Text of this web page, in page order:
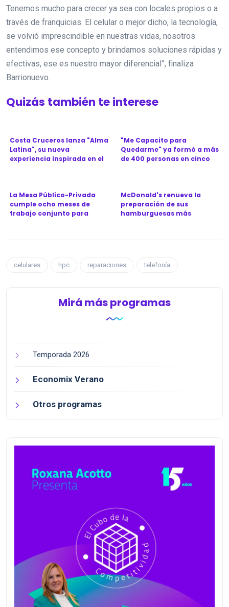
Tenemos mucho para crecer ya sea con locales propios o a
través de franquicias. El celular o mejor dicho, la tecnología,
se volvió imprescindible en nuestras vidas, nosotros
entendimos ese concepto y brindamos soluciones rápidas y
efectivas, ese es nuestro mayor diferencial”, finaliza
Barrionuevo.
Quizás también te interese
Costa Cruceros lanza "Alma
Latina", su nueva
experiencia inspirada en el
"Me Capacito para
Quedarme" ya formó a más
de 400 personas en cinco
La Mesa Público-Privada
cumple ocho meses de
trabajo conjunto para
McDonald's renueva la
preparación de sus
hamburguesas más
celulares hpc reparaciones telefonía
Mirá más programas
Temporada 2026
Economix Verano
Otros programas